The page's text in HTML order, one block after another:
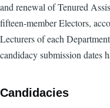
and renewal of Tenured
fifteen-member Electors,
Lecturers of each
candidacy submission dates
Candidacies